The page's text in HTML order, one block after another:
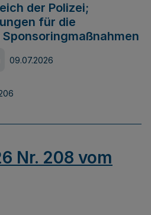
der Polizei;
für die
09.07.2026
Nr. 208 vom